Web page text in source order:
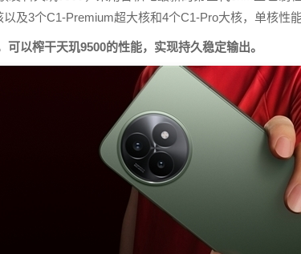
及3个C1-Premium超大核和4个C1-Pro大核，单核性
可以榨干天玑9500的性能，实现持久稳定输出。